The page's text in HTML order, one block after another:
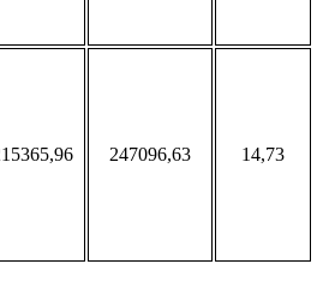
247096,63 14,73